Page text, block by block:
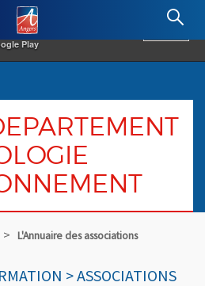
Play
Angers.fr : Retour à l'accueil
L'Annuaire des associations
> ASSOCIATIONS